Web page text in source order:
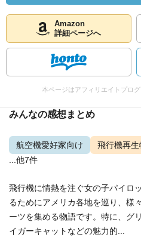
Amazon
詳細ページへ
本ページはアフィリエイトプロ
みんなの感想まとめ
航空機愛好家向け 飛行機再生
...他7件
飛行機に情熱を注ぐ女の子パイロ
るためにアメリカ各地を巡り、様
ーツを集める物語です。特に、グ
イガーキャットなどの魅力的...